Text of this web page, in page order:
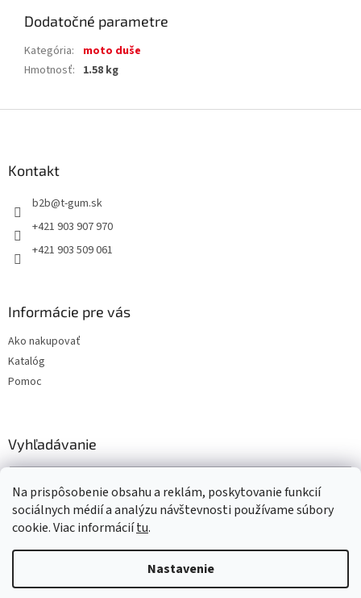
Na prispôsobenie obsahu a reklám, poskytovanie funkcií
sociálnych médií a analýzu návštevnosti používame súbory
cookie. Viac informáciítu.
Nastavenie
Dodatočné parametre
Kategória:
moto duše
Hmotnosť: 1.58 kg
Kontakt
b2b@t-gum.sk
+421 903 907 970
+421 903 509 061
Informácie pre vás
Ako nakupovať
Katalóg
Pomoc
Vyhľadávanie
HĽADAŤ